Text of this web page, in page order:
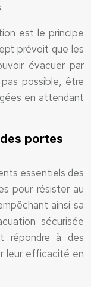
est le principe
prévoit que les
évacuer par
possible, être
en attendant
portes
essentiels des
pour résister au
ainsi sa
sécurisée
répondre à des
leur efficacité en